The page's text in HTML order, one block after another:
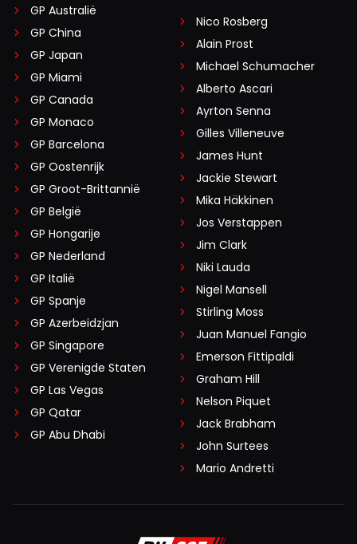
GP Australië
GP China
GP Japan
GP Miami
GP Canada
GP Monaco
GP Barcelona
GP Oostenrijk
GP Groot-Brittannië
GP België
GP Hongarije
GP Nederland
GP Italië
GP Spanje
GP Azerbeidzjan
GP Singapore
GP Verenigde Staten
GP Las Vegas
GP Qatar
GP Abu Dhabi
Nico Rosberg
Alain Prost
Michael Schumacher
Alberto Ascari
Ayrton Senna
Gilles Villeneuve
James Hunt
Jackie Stewart
Mika Häkkinen
Jos Verstappen
Jim Clark
Niki Lauda
Nigel Mansell
Stirling Moss
Juan Manuel Fangio
Emerson Fittipaldi
Graham Hill
Nelson Piquet
Jack Brabham
John Surtees
Mario Andretti